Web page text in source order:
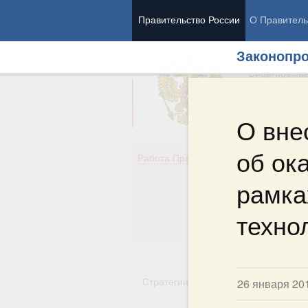
Правительство России О
О
об
26 января
Вице-
Работа Правительства
Стратегии Государственные